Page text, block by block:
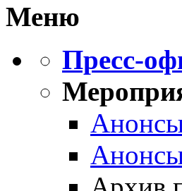
Меню
Пресс-